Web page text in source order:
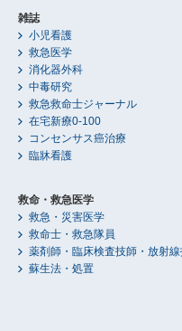
雑誌
小児看護
救急医学
消化器外科
中毒研究
救急救命士ジャーナル
在宅新療0-100
コンセンサス癌治療
臨牀看護
救命・救急医学
救急・災害医学
救命士・救急隊員
薬剤師・臨床検査技師・放射
蘇生法・処置